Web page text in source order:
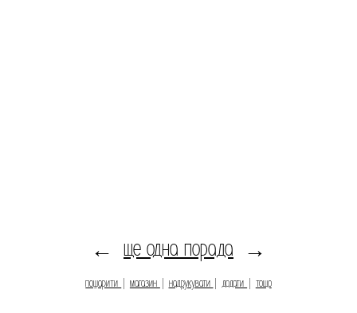
← ще одна порада →
пошарити магазин надрукувати додати тощо